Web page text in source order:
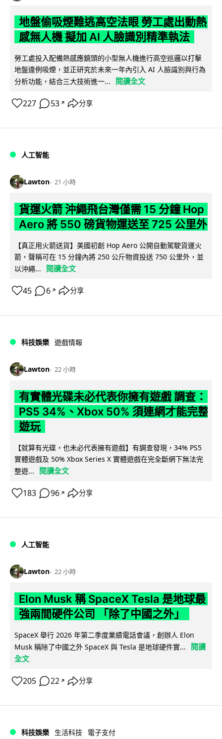
地盤偷吸煙難逃高空法眼 勞工處出動熱
感無人機 擬加 AI 人臉識別精準執法
勞工處投入配備熱感應鏡頭的小型無人機進行高空巡邏以打擊
地盤違例吸煙，並正研究於未來一年內引入 AI 人臉識別與行為
分析功能，結合三大技術進一...
閱讀全文
227 53 ↗ 分享
人工智能
Lawton 21 小時
貨運火箭 沖繩飛台灣僅需 15 分鐘 Hop
Aero 將 550 磅貨物運送至 725 公里外
【真正用火箭送貨】美國初創 Hop Aero 公開自動駕駛貨運火
箭，聲稱可在 15 分鐘內將 250 公斤物資投送 750 公里外，並
以沖繩...
閱讀全文
45 6 ↗ 分享
科技娛樂 遊戲情報
Lawton 22 小時
有實體光碟未必代表你擁有遊戲 調查：
PS5 34%、Xbox 50% 須連網才能完整
遊玩
【就算有光碟，也未必代表擁有遊戲】有調查發現，34% PS5
實體遊戲及 50% Xbox Series X 實體遊戲在完全斷網下無法完
整遊...
閱讀全文
183 96 ↗ 分享
人工智能
Lawton 22 小時
Elon Musk 稱 SpaceX Tesla 是地球最
強兩間硬件公司 「除了中國之外」
SpaceX 舉行 2026 年第二季度業績電話會議，創辦人 Elon
Musk 稱除了中國之外 SpaceX 與 Tesla 是地球硬件實...
閱讀
全文
205 22 ↗ 分享
科技娛樂 生活科技 電子支付